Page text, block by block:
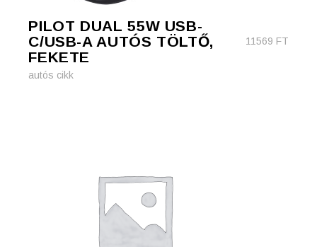
PILOT DUAL 55W USB-
C/USB-A AUTÓS TÖLTŐ,
FEKETE
11569 FT
autós cikk